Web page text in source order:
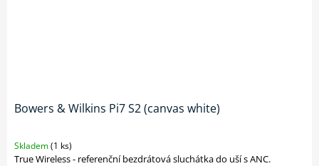
Bowers & Wilkins Pi7 S2 (canvas white)
Skladem(1 ks)
True Wireless - referenční bezdrátová sluchátka do uší s ANC.